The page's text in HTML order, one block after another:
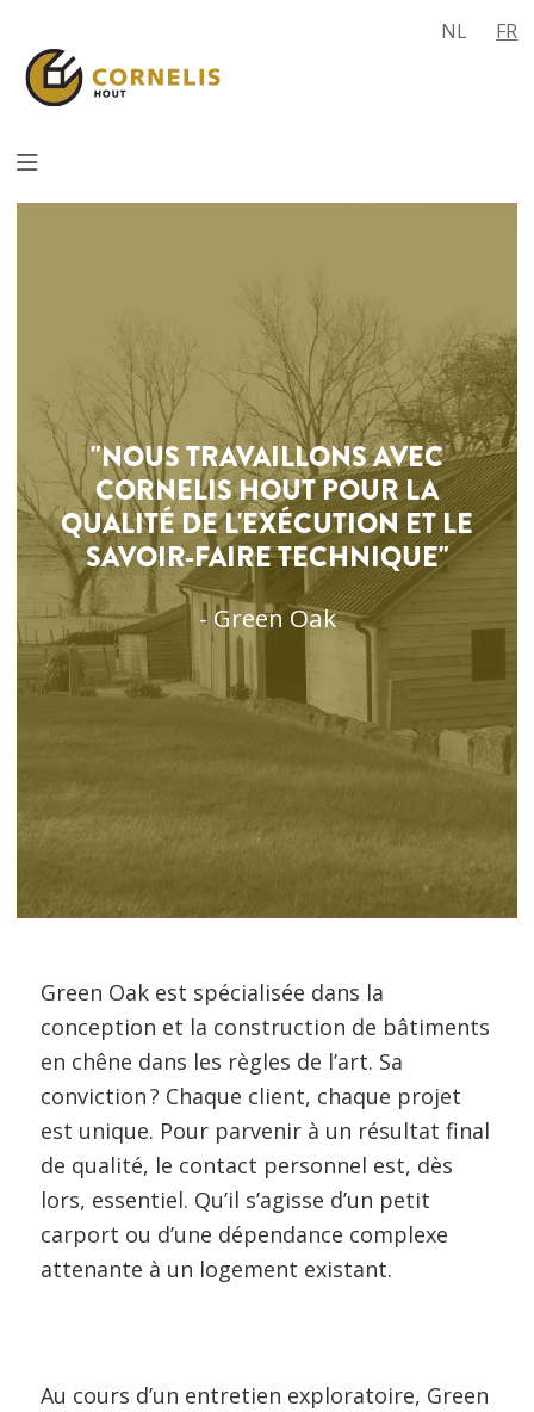
NL FR
"NOUS TRAVAILLONS AVEC
CORNELIS HOUT POUR LA
QUALITÉ DE L'EXÉCUTION ET LE
SAVOIR-FAIRE TECHNIQUE"
- Green Oak
Green Oak est spécialisée dans la
conception et la construction de bâtiments
en chêne dans les règles de l’art. Sa
conviction ? Chaque client, chaque projet
est unique. Pour parvenir à un résultat final
de qualité, le contact personnel est, dès
lors, essentiel. Qu’il s’agisse d’un petit
carport ou d’une dépendance complexe
attenante à un logement existant.
Au cours d’un entretien exploratoire, Green